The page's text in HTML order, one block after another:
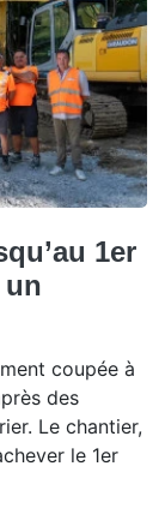
1er
un
coupée à
des
Le chantier,
le 1er